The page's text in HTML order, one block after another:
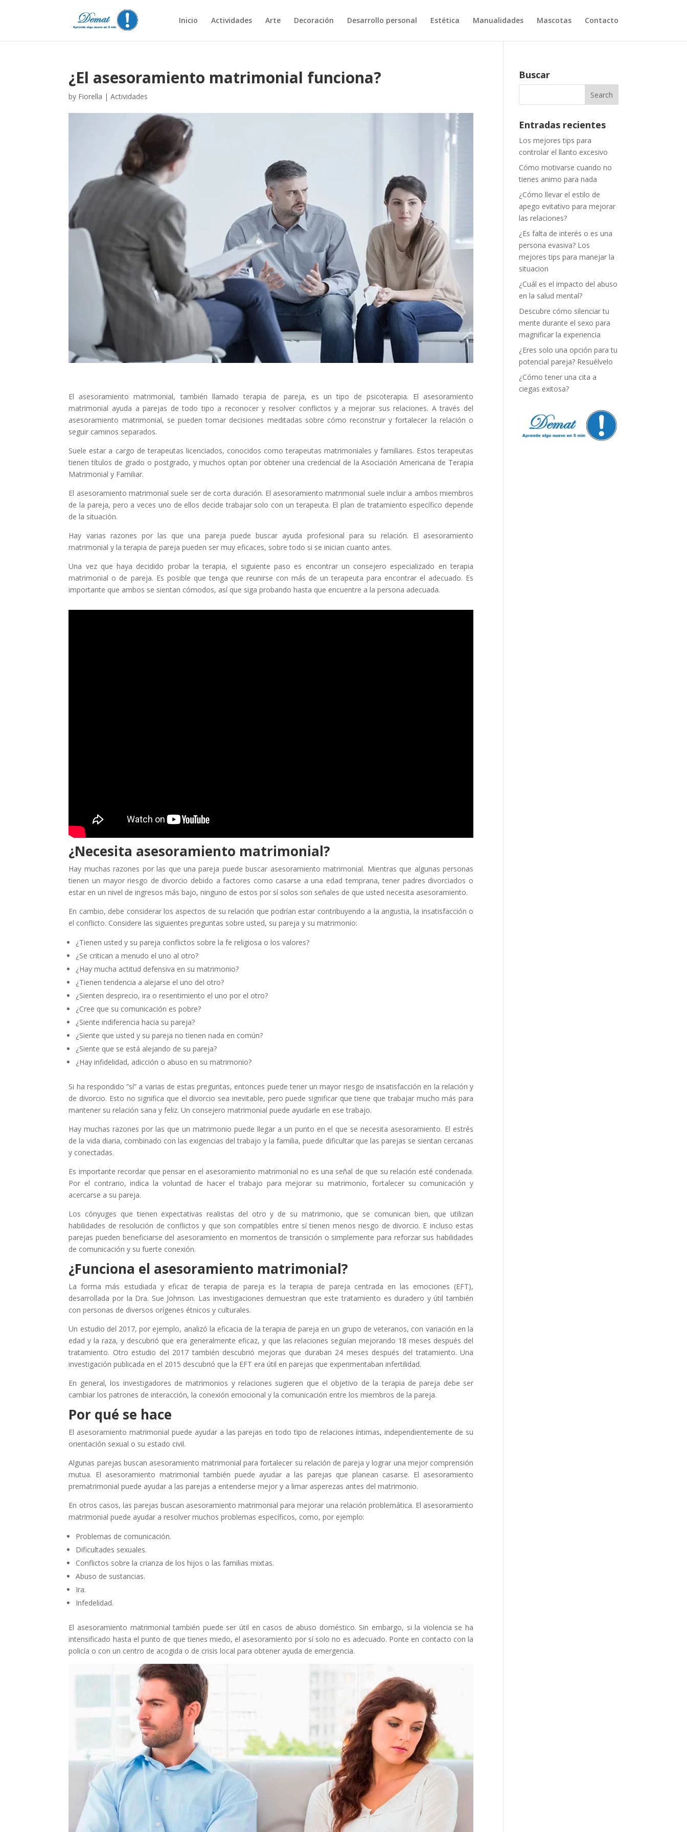
Inicio Actividades Arte Decoración Desarrollo personal Estética Manualidades Mascotas Contacto
¿El asesoramiento matrimonial funciona?
by Fiorella |Actividades
El asesoramiento matrimonial, también llamado terapia de pareja, es un tipo de psicoterapia. El asesoramiento
matrimonial ayuda a parejas de todo tipo a reconocer y resolver conflictos y a mejorar sus relaciones. A través del
asesoramiento matrimonial, se pueden tomar decisiones meditadas sobre cómo reconstruir y fortalecer la relación o
seguir caminos separados.
Suele estar a cargo de terapeutas licenciados, conocidos como terapeutas matrimoniales y familiares. Estos terapeutas
tienen títulos de grado o postgrado, y muchos optan por obtener una credencial de la Asociación Americana de Terapia
Matrimonial y Familiar.
El asesoramiento matrimonial suele ser de corta duración. El asesoramiento matrimonial suele incluir a ambos miembros
de la pareja, pero a veces uno de ellos decide trabajar solo con un terapeuta. El plan de tratamiento específico depende
de la situación.
Hay varias razones por las que una pareja puede buscar ayuda profesional para su relación. El asesoramiento
matrimonial y la terapia de pareja pueden ser muy eficaces, sobre todo si se inician cuanto antes.
Una vez que haya decidido probar la terapia, el siguiente paso es encontrar un consejero especializado en terapia
matrimonial o de pareja. Es posible que tenga que reunirse con más de un terapeuta para encontrar el adecuado. Es
importante que ambos se sientan cómodos, así que siga probando hasta que encuentre a la persona adecuada.
¿Necesita asesoramiento matrimonial?
Hay muchas razones por las que una pareja puede buscar asesoramiento matrimonial. Mientras que algunas personas
tienen un mayor riesgo de divorcio debido a factores como casarse a una edad temprana, tener padres divorciados o
estar en un nivel de ingresos más bajo, ninguno de estos por sí solos son señales de que usted necesita asesoramiento.
En cambio, debe considerar los aspectos de su relación que podrían estar contribuyendo a la angustia, la insatisfacción o
el conflicto. Considere las siguientes preguntas sobre usted, su pareja y su matrimonio:
¿Tienen usted y su pareja conflictos sobre la fe religiosa o los valores?
¿Se critican a menudo el uno al otro?
¿Hay mucha actitud defensiva en su matrimonio?
¿Tienen tendencia a alejarse el uno del otro?
¿Sienten desprecio, ira o resentimiento el uno por el otro?
¿Cree que su comunicación es pobre?
¿Siente indiferencia hacia su pareja?
¿Siente que usted y su pareja no tienen nada en común?
¿Siente que se está alejando de su pareja?
¿Hay infidelidad, adicción o abuso en su matrimonio?
Si ha respondido “sí” a varias de estas preguntas, entonces puede tener un mayor riesgo de insatisfacción en la relación y
de divorcio. Esto no significa que el divorcio sea inevitable, pero puede significar que tiene que trabajar mucho más para
mantener su relación sana y feliz. Un consejero matrimonial puede ayudarle en ese trabajo.
Hay muchas razones por las que un matrimonio puede llegar a un punto en el que se necesita asesoramiento. El estrés
de la vida diaria, combinado con las exigencias del trabajo y la familia, puede dificultar que las parejas se sientan cercanas
y conectadas.
Es importante recordar que pensar en el asesoramiento matrimonial no es una señal de que su relación esté condenada.
Por el contrario, indica la voluntad de hacer el trabajo para mejorar su matrimonio, fortalecer su comunicación y
acercarse a su pareja.
Los cónyuges que tienen expectativas realistas del otro y de su matrimonio, que se comunican bien, que utilizan
habilidades de resolución de conflictos y que son compatibles entre sí tienen menos riesgo de divorcio. E incluso estas
parejas pueden beneficiarse del asesoramiento en momentos de transición o simplemente para reforzar sus habilidades
de comunicación y su fuerte conexión.
¿Funciona el asesoramiento matrimonial?
La forma más estudiada y eficaz de terapia de pareja es la terapia de pareja centrada en las emociones (EFT),
desarrollada por la Dra. Sue Johnson. Las investigaciones demuestran que este tratamiento es duradero y útil también
con personas de diversos orígenes étnicos y culturales.
Un estudio del 2017, por ejemplo, analizó la eficacia de la terapia de pareja en un grupo de veteranos, con variación en la
edad y la raza, y descubrió que era generalmente eficaz, y que las relaciones seguían mejorando 18 meses después del
tratamiento. Otro estudio del 2017 también descubrió mejoras que duraban 24 meses después del tratamiento. Una
investigación publicada en el 2015 descubrió que la EFT era útil en parejas que experimentaban infertilidad.
En general, los investigadores de matrimonios y relaciones sugieren que el objetivo de la terapia de pareja debe ser
cambiar los patrones de interacción, la conexión emocional y la comunicación entre los miembros de la pareja.
Por qué se hace
El asesoramiento matrimonial puede ayudar a las parejas en todo tipo de relaciones íntimas, independientemente de su
orientación sexual o su estado civil.
Algunas parejas buscan asesoramiento matrimonial para fortalecer su relación de pareja y lograr una mejor comprensión
mutua. El asesoramiento matrimonial también puede ayudar a las parejas que planean casarse. El asesoramiento
prematrimonial puede ayudar a las parejas a entenderse mejor y a limar asperezas antes del matrimonio.
En otros casos, las parejas buscan asesoramiento matrimonial para mejorar una relación problemática. El asesoramiento
matrimonial puede ayudar a resolver muchos problemas específicos, como, por ejemplo:
Problemas de comunicación.
Dificultades sexuales.
Conflictos sobre la crianza de los hijos o las familias mixtas.
Abuso de sustancias.
Ira.
Infedelidad.
El asesoramiento matrimonial también puede ser útil en casos de abuso doméstico. Sin embargo, si la violencia se ha
intensificado hasta el punto de que tienes miedo, el asesoramiento por sí solo no es adecuado. Ponte en contacto con la
policía o con un centro de acogida o de crisis local para obtener ayuda de emergencia.
Buscar
Entradas recientes
Los mejores tips para
controlar el llanto excesivo
Cómo motivarse cuando no
tienes animo para nada
¿Cómo llevar el estilo de
apego evitativo para mejorar
las relaciones?
¿Es falta de interés o es una
persona evasiva? Los
mejores tips para manejar la
situacion
¿Cuál es el impacto del abuso
en la salud mental?
Descubre cómo silenciar tu
mente durante el sexo para
magnificar la experiencia
¿Eres solo una opción para tu
potencial pareja? Resuélvelo
¿Cómo tener una cita a
ciegas exitosa?